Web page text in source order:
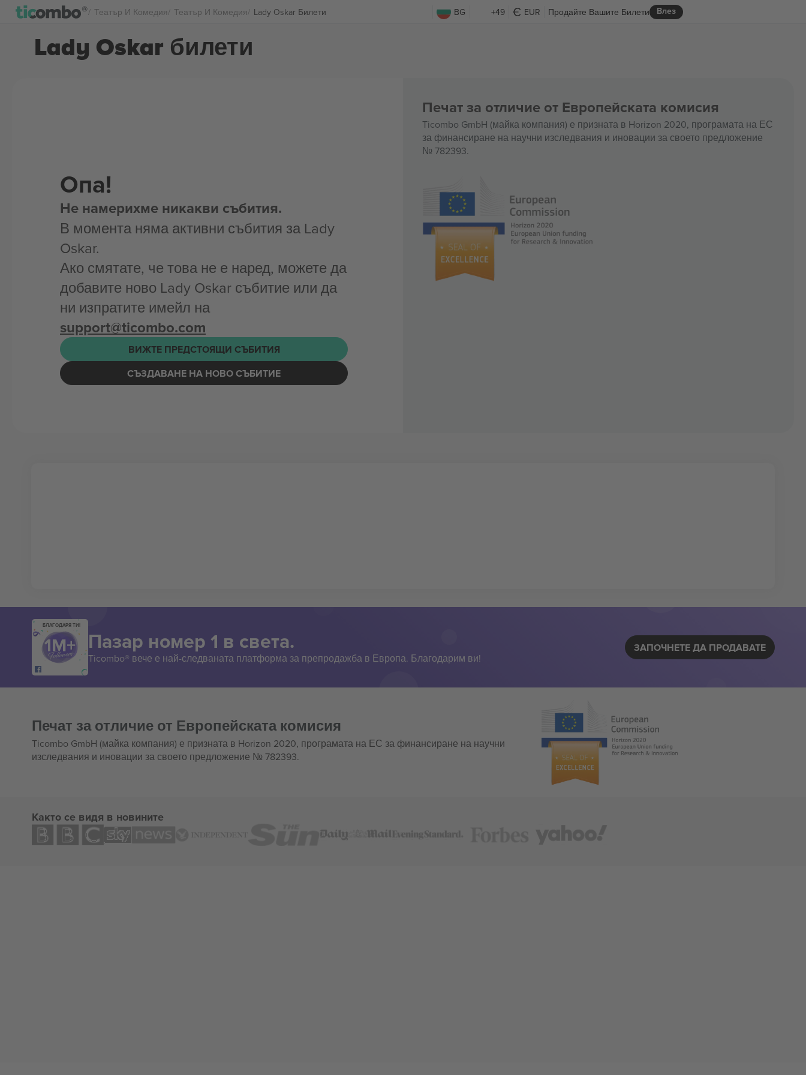
Театър И Комедия Театър И Комедия Lady Oskar Билети BG +49 EUR Влез
Продайте Вашите Билети
Lady Oskar билети
Опа!
Не намерихме никакви събития.
В момента няма активни събития за Lady
Oskar.
Ако смятате, че това не е наред, можете да
добавите ново Lady Oskar събитие или да
ни изпратите имейл на
support@ticombo.com
ВИЖТЕ ПРЕДСТОЯЩИ СЪБИТИЯ
СЪЗДАВАНЕ НА НОВО СЪБИТИЕ
Печат за отличие от Европейската комисия
Ticombo GmbH (майка компания) е призната в Horizon 2020, програмата на ЕС
за финансиране на научни изследвания и иновации за своето предложение
№ 782393.
БЛАГОДАРЯ ТИ!
Пазар номер 1 в света.
Ticombo® вече е най-следваната платформа за препродажба в Европа. Благодарим ви!
ЗАПОЧНЕТЕ ДА ПРОДАВАТЕ
Печат за отличие от Европейската комисия
Ticombo GmbH (майка компания) е призната в Horizon 2020, програмата на ЕС за финансиране на научни
изследвания и иновации за своето предложение № 782393.
Както се видя в новините